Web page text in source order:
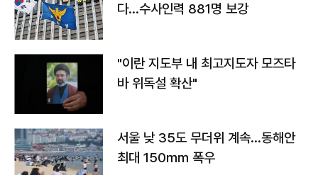
다…수사인력 881명 보강
"이란 지도부 내 최고지도자 모즈타
바 위독설 확산"
서울 낮 35도 무더위 계속…동해안
최대 150㎜ 폭우